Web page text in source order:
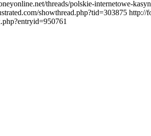
threads/polskie-internetowe-
showthread.php?tid=303875 http://